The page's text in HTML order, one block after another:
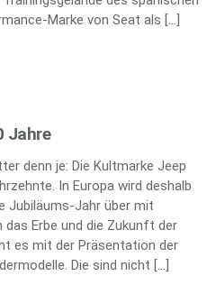
Marke von Seat als […]
Jahre
denn je: Die Kultmarke Jeep
In Europa wird deshalb
Jubiläums-Jahr über mit
Erbe und die Zukunft der
es mit der Präsentation der
Die sind nicht […]